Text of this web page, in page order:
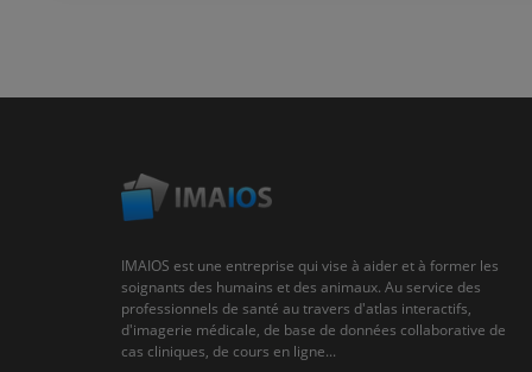
IMAIOS est une entreprise qui vise à aider et à former les
soignants des humains et des animaux. Au service des
professionnels de santé au travers d'atlas interactifs,
d'imagerie médicale, de base de données collaborative de
cas cliniques, de cours en ligne...